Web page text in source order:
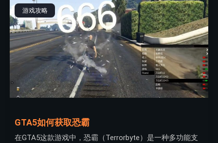
游戏攻略
GTA5如何获取恐霸
在GTA5这款游戏中，恐霸（Terrorbyte）是一种多功能支